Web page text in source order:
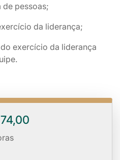
pessoas;
da liderança;
exercício da liderança